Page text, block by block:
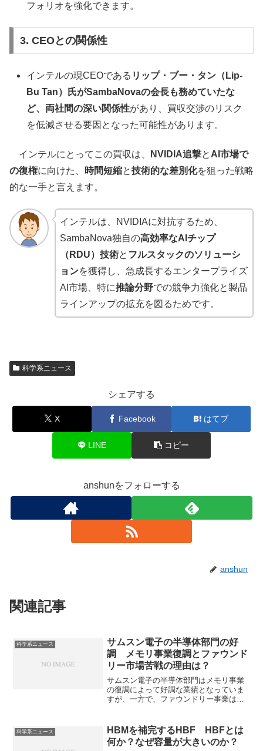
フォリオを強化できます。
3. CEOとの関係性
インテルの現CEOである リップ・ブー・タン（Lip-
Bu Tan）氏がSambaNovaの会長も務めていたな
ど、両社間の深い関係性があり、買収交渉のリスク
を低減させる要因となった可能性があります。
インテルにとってこの買収は、 NVIDIA追撃と AI市場で
の復権に向けた、 時間短縮と技術的な差別化を狙った戦略
的な一手と言えます。
インテルは、NVIDIAに対抗するため、
SambaNova独自の高効率なAIチップ
（RDU）技術と フルスタックのソリューシ
ョンを獲得し、急成長するエンタープライズ
AI市場、特に推論分野での競争力強化と製品
ラインアップの拡充を図るためです。
科学系ニュース
シェアする
X Facebook はてブ
LINE コピー
anshunをフォローする
anshun
関連記事
科学系ニュース
サムスン電子の半導体部門の好
調 メモリ事業復調とファウンド
リー市場苦戦の理由は？
サムスン電子の半導体部門はメモリ事業
の復調によって好調な業績となっていま
すが、一方で、ファウンドリー事業は赤
ができます。
科学系ニュース
HBMを補完するHBF HBFとは
何か？なぜ容量が大きいのか？